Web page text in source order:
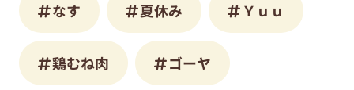
なす 夏休み Ｙｕｕ
鶏むね肉 ゴーヤ